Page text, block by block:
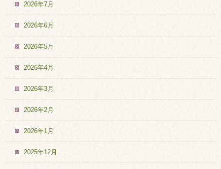
2026年7月
2026年6月
2026年5月
2026年4月
2026年3月
2026年2月
2026年1月
2025年12月